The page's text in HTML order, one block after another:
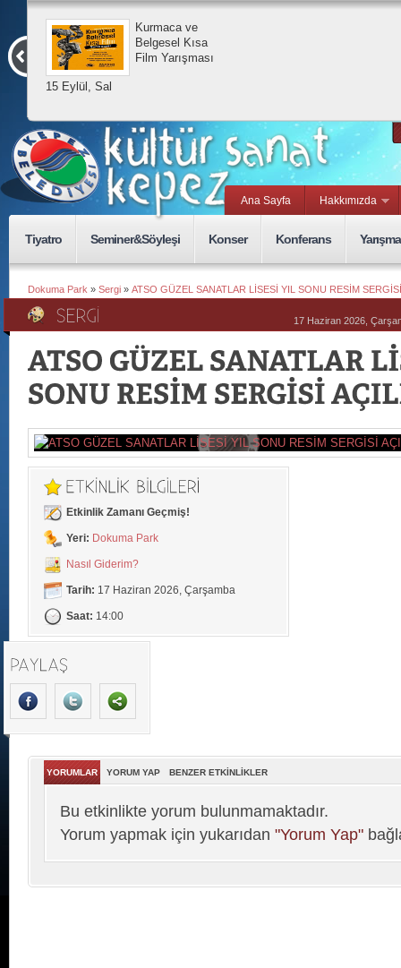
15 Eylül, Sal
Kurmaca ve
Belgesel Kısa
Film Yarışması
Ana Sayfa Hakkımızda
Tiyatro Seminer&Söyleşi Konser Konferans Yarışma
Dokuma Park » Sergi » ATSO GÜZEL SANATLAR LİSESİ YIL SONU RESİM
17 Haziran 2026,
Etkinlik Zamanı Geçmiş!
Yeri: Dokuma Park
Nasıl Giderim?
Tarih: 17 Haziran 2026, Çarşamba
Saat: 14:00
YORUMLAR YORUM YAP BENZER ETKİNLİKLER
Bu etkinlikte yorum bulunmamaktadır.
Yorum yapmak için yukarıdan "Yorum Yap"